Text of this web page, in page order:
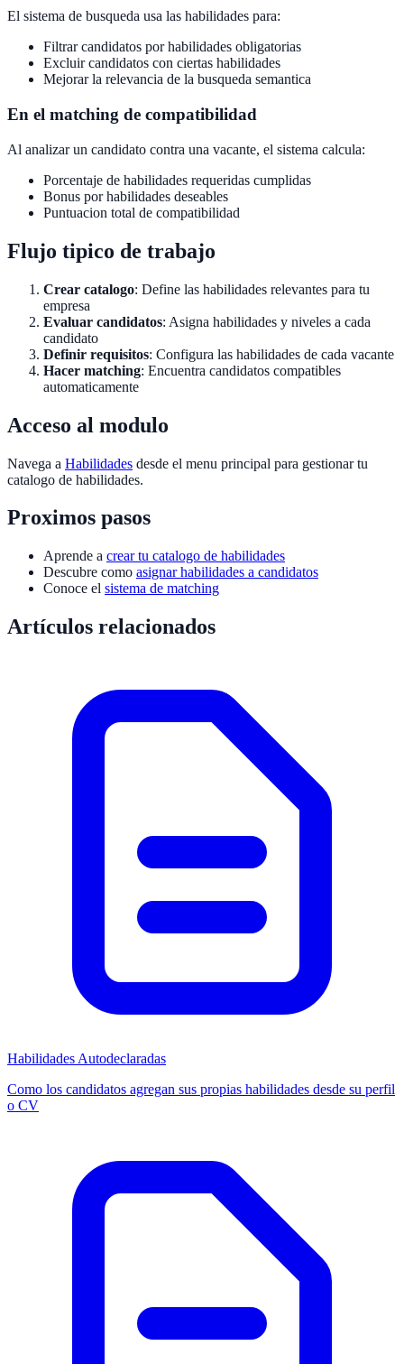
El sistema de busqueda usa las habilidades para:
Filtrar candidatos por habilidades obligatorias
Excluir candidatos con ciertas habilidades
Mejorar la relevancia de la busqueda semantica
En el matching de compatibilidad
Al analizar un candidato contra una vacante, el sistema calcula:
Porcentaje de habilidades requeridas cumplidas
Bonus por habilidades deseables
Puntuacion total de compatibilidad
Flujo tipico de trabajo
Crear catalogo: Define las habilidades relevantes para tu
empresa
Evaluar candidatos: Asigna habilidades y niveles a cada
candidato
Definir requisitos: Configura las habilidades de cada vacante
Hacer matching: Encuentra candidatos compatibles
automaticamente
Acceso al modulo
Navega a Habilidades desde el menu principal para gestionar tu
catalogo de habilidades.
Proximos pasos
Aprende a crear tu catalogo de habilidades
Descubre como asignar habilidades a candidatos
Conoce el sistema de matching
Artículos relacionados
Habilidades Autodeclaradas
Como los candidatos agregan sus propias habilidades desde su perfil
o CV